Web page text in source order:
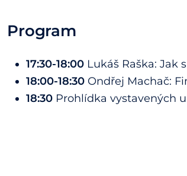
Program
17:30-18:00 Lukáš Raška: Jak
18:00-18:30 Ondřej Machač:
18:30 Prohlídka vystavených